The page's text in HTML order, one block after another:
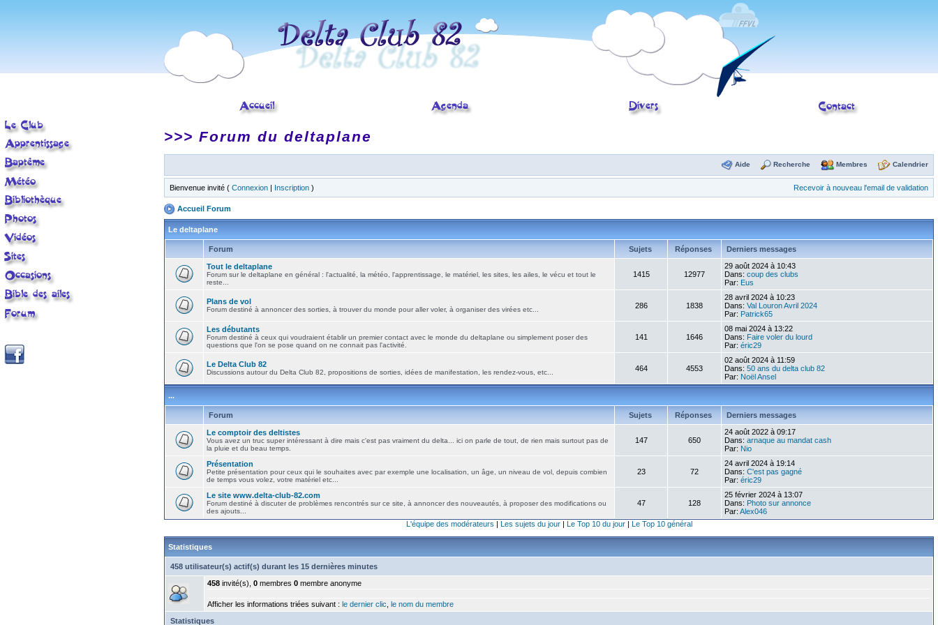
>>> Forum du deltaplane
Aide Recherche Membres Calendrier
Bienvenue invité ( Connexion | Inscription ) Recevoir à nouveau l'email de validation
Accueil Forum
Le deltaplane
Forum Sujets Réponses Derniers messages
Tout le deltaplane
Forum sur le deltaplane en général : l'actualité, la météo, l'apprentissage, le matériel, les sites, les ailes, le vécu et tout le
reste...
1415 12977
29 août 2024 à 10:43
Dans: coup des clubs
Par: Eus
Plans de vol
Forum destiné à annoncer des sorties, à trouver du monde pour aller voler, à organiser des virées etc... 286 1838
28 avril 2024 à 10:23
Dans: Val Louron Avril 2024
Par: Patrick65
Les débutants
Forum destiné à ceux qui voudraient établir un premier contact avec le monde du deltaplane ou simplement poser des
questions que l'on se pose quand on ne connait pas l'activité.
141 1646
08 mai 2024 à 13:22
Dans: Faire voler du lourd
Par: éric29
Le Delta Club 82
Discussions autour du Delta Club 82, propositions de sorties, idées de manifestation, les rendez-vous, etc... 464 4553
02 août 2024 à 11:59
Dans: 50 ans du delta club 82
Par: Noël Ansel
...
Forum Sujets Réponses Derniers messages
Le comptoir des deltistes
Vous avez un truc super intéressant à dire mais c'est pas vraiment du delta... ici on parle de tout, de rien mais surtout pas de
la pluie et du beau temps.
147 650
24 août 2022 à 09:17
Dans: arnaque au mandat cash
Par: Nio
Présentation
Petite présentation pour ceux qui le souhaites avec par exemple une localisation, un âge, un niveau de vol, depuis combien
de temps vous volez, votre matériel etc...
23 72
24 avril 2024 à 19:14
Dans: C'est pas gagné
Par: éric29
Le site www.delta-club-82.com
Forum destiné à discuter de problèmes rencontrés sur ce site, à annoncer des nouveautés, à proposer des modifications ou
des ajouts...
47 128
25 février 2024 à 13:07
Dans: Photo sur annonce
Par: Alex046
L'équipe des modérateurs | Les sujets du jour| Le Top 10 du jour| Le Top 10 général
Statistiques
458 utilisateur(s) actif(s) durant les 15 dernières minutes
458 invité(s), 0 membres 0 membre anonyme
Afficher les informations triées suivant : le dernier clic le nom du membre
Statistiques